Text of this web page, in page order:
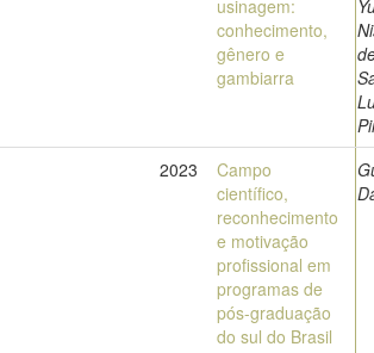
usinagem:
conhecimento,
gênero e
gambiarra
2023
Campo
científico,
reconhecimento
e motivação
profissional em
programas de
pós-graduação
do sul do Brasil